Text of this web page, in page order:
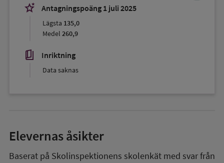
stars_2
Antagningspoäng 1 juli 2025
Lägsta 135,0
Medel 260,9
book_5 Inriktning
Data saknas
Elevernas åsikter
Baserat på Skolinspektionens skolenkät med svar från